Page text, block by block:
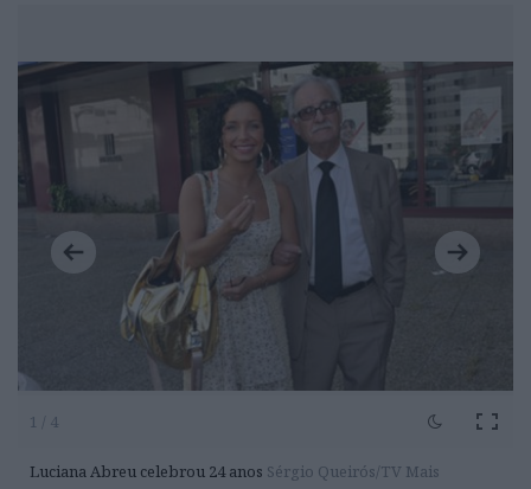
1 / 4
Luciana Abreu celebrou 24 anos Sérgio Queirós/TV Mais